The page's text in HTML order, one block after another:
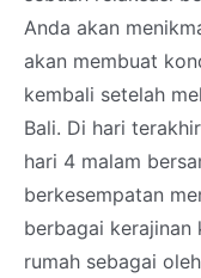
Anda akan
akan membuat
kembali setelah
Bali. Di hari
hari 4 malam
berkesempatan
berbagai kerajinan
rumah sebagai